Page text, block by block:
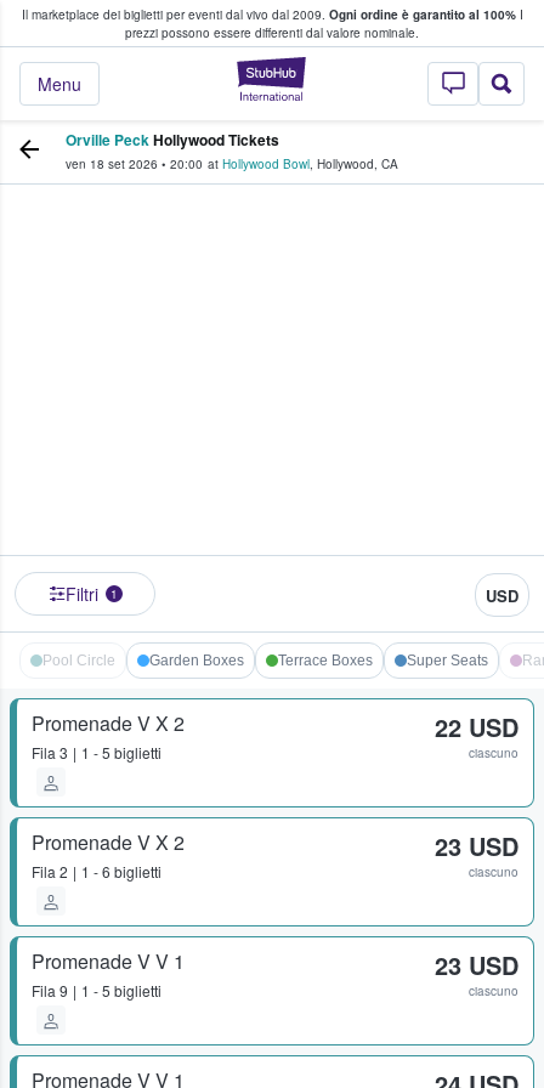
Il marketplace dei biglietti per eventi dal vivo dal 2009. Ogni ordine è garantito al 100%I
prezzi possono essere differenti dal valore nominale.
StubHub - Dove
Menu
fan comprano e vendono biglietti
Orville PeckHollywood Tickets
ven 18 set 2026 • 20:00 at Hollywood Bowl, Hollywood, CA
Filtri 1 USD
Pool Circle Garden Boxes Terrace Boxes Super Seats
Promenade V X 2
Fila 3 1 - 5 biglietti
22 USD
ciascuno
Promenade V X 2
Fila 2 1 - 6 biglietti
23 USD
ciascuno
Promenade V V 1
Fila 9 1 - 5 biglietti
23 USD
ciascuno
Promenade V V 1